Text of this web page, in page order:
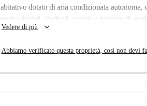
abitativo dotato di aria condizionata autonoma,
professionisti, studenti, coppie e persone di
Spotahome, a garanzia di autenticità e qualità.
Situato nell'incantevole quartiere di Rione
tocco di cultura e storia. A pochi passi si
Vedere di più keyboard_arrow_down
Abbiamo verificato questa proprietà, così non devi